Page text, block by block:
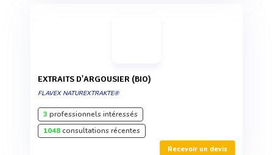
EXTRAITS D'ARGOUSIER (BIO)
FLAVEX NATUREXTRAKTE®
3 professionnels intéressés
1048consultations récentes
Recevoir un devis